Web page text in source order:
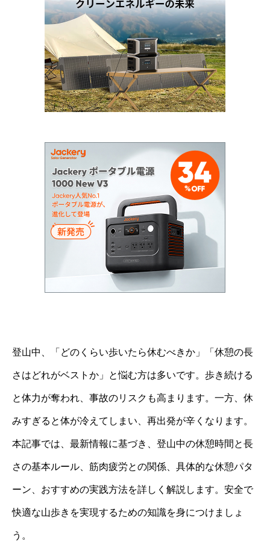
登山中、「どのくらい歩いたら休むべきか」「休憩の長
さはどれがベストか」と悩む方は多いです。歩き続ける
と体力が奪われ、事故のリスクも高まります。一方、休
みすぎると体が冷えてしまい、再出発が辛くなります。
本記事では、最新情報に基づき、登山中の休憩時間と長
さの基本ルール、筋肉疲労との関係、具体的な休憩パタ
ーン、おすすめの実践方法を詳しく解説します。安全で
快適な山歩きを実現するための知識を身につけましょ
う。